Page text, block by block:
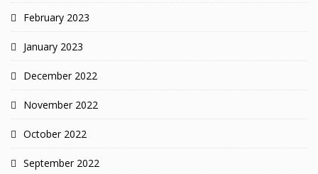
February 2023
January 2023
December 2022
November 2022
October 2022
September 2022